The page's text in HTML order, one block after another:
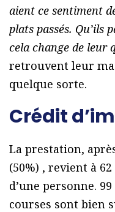
aient ce sentiment
plats passés. Qu’ils
cela change de leur
retrouvent leur
quelque sorte.
Crédit
La prestation,
(50%) , revient à
d’une personne. 99
courses sont bien